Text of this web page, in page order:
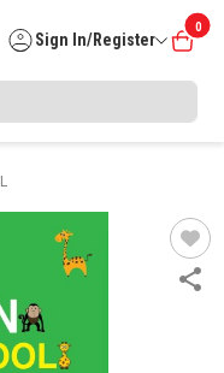
Sign In/Register
0